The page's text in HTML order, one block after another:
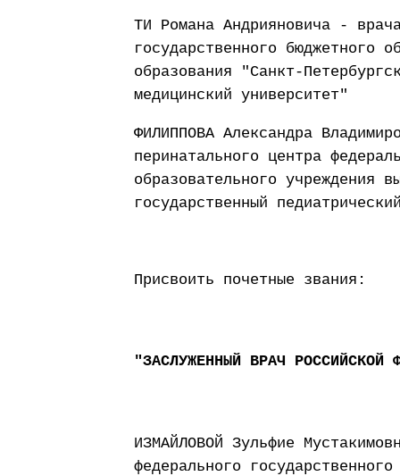
ТИ Романа Андрияновича -
государственного бюджетного
образования "Санкт-
медицинский университет"
ФИЛИППОВА Александра
перинатального центра
образовательного учреждения
государственный
Присвоить почетные звания:
"ЗАСЛУЖЕННЫЙ ВРАЧ РОССИЙСКОЙ
ИЗМАЙЛОВОЙ Зульфие
федерального